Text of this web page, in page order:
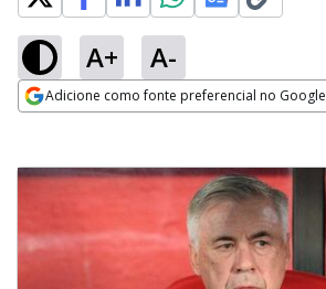
A+ A-
Adicione como fonte preferencial no Google